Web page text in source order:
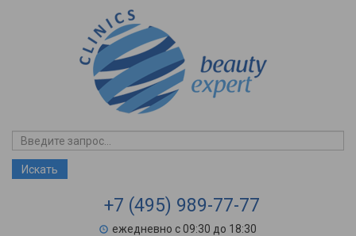
+7 (495) 989-77-77
ежедневно с 09:30 до 18:30